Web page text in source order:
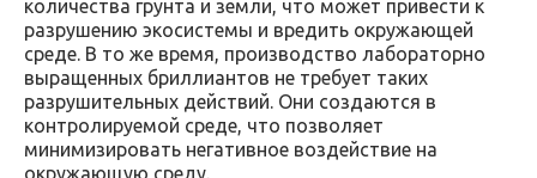
количества грунта и земли, что может привести к
разрушению экосистемы и вредить окружающей
среде. В то же время, производство лабораторно
выращенных бриллиантов не требует таких
разрушительных действий. Они создаются в
контролируемой среде, что позволяет
минимизировать негативное воздействие на
окружающую среду.